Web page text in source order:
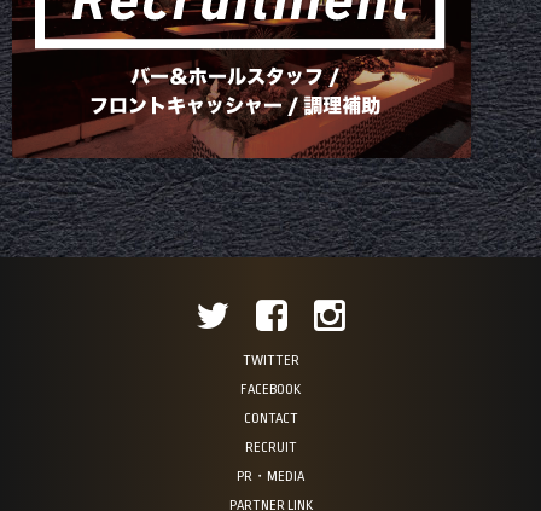
TWITTER
FACEBOOK
CONTACT
RECRUIT
PR・MEDIA
PARTNER LINK